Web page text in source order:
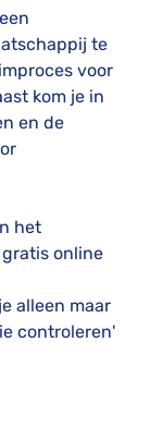
te
voor
kom je in
en de
het
online
alleen maar
controleren'